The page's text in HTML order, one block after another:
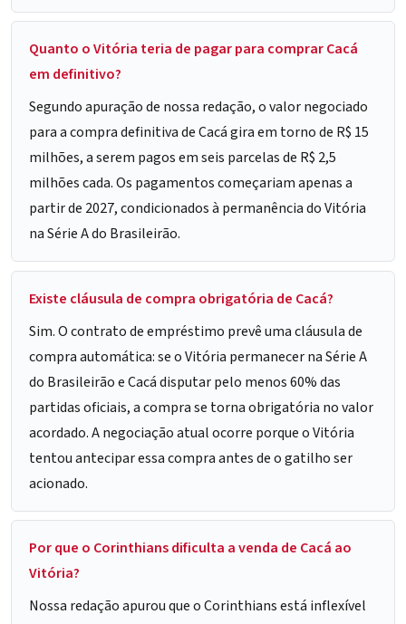
Quanto o Vitória teria de pagar para comprar Cacá
em definitivo?
Segundo apuração de nossa redação, o valor negociado
para a compra definitiva de Cacá gira em torno de R$ 15
milhões, a serem pagos em seis parcelas de R$ 2,5
milhões cada. Os pagamentos começariam apenas a
partir de 2027, condicionados à permanência do Vitória
na Série A do Brasileirão.
Existe cláusula de compra obrigatória de Cacá?
Sim. O contrato de empréstimo prevê uma cláusula de
compra automática: se o Vitória permanecer na Série A
do Brasileirão e Cacá disputar pelo menos 60% das
partidas oficiais, a compra se torna obrigatória no valor
acordado. A negociação atual ocorre porque o Vitória
tentou antecipar essa compra antes de o gatilho ser
acionado.
Por que o Corinthians dificulta a venda de Cacá ao
Vitória?
Nossa redação apurou que o Corinthians está inflexível